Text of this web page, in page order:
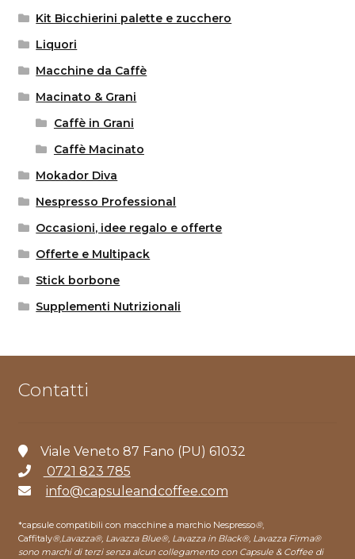
Kit Bicchierini palette e zucchero
Liquori
Macchine da Caffè
Macinato & Grani
Caffè in Grani
Caffè Macinato
Mokador Diva
Nespresso Professional
Occasioni, idee regalo e offerte
Offerte e Multipack
Stick borbone
Supplementi Nutrizionali
Contatti
Viale Veneto 87 Fano (PU) 61032
0721 823 785
info@capsuleandcoffee.com
*capsule compatibili con macchine a marchio Nespresso®,
Caffitaly®,Lavazza®, Lavazza Blue®, Lavazza in Black®, Lavazza Firma®
sono marchi di terzi senza alcun collegamento con Capsule & Coffee di